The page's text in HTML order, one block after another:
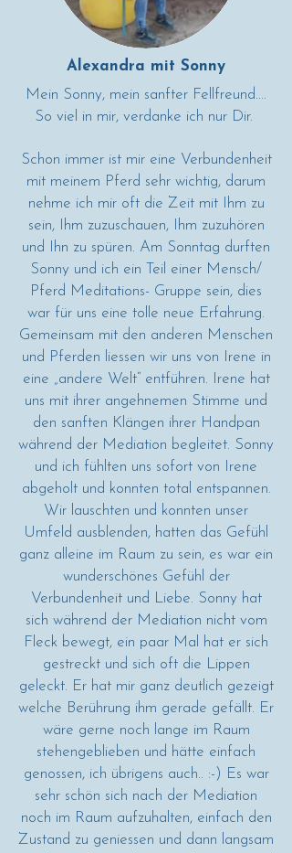
Alexandra mit Sonny
Mein Sonny, mein sanfter Fellfreund....
So viel in mir, verdanke ich nur Dir.
Schon immer ist mir eine Verbundenheit
mit meinem Pferd sehr wichtig, darum
nehme ich mir oft die Zeit mit Ihm zu
sein, Ihm zuzuschauen, Ihm zuzuhören
und Ihn zu spüren. Am Sonntag durften
Sonny und ich ein Teil einer Mensch/
Pferd Meditations- Gruppe sein, dies
war für uns eine tolle neue Erfahrung.
Gemeinsam mit den anderen Menschen
und Pferden liessen wir uns von Irene in
eine „andere Welt“ entführen. Irene hat
uns mit ihrer angehnemen Stimme und
den sanften Klängen ihrer Handpan
während der Mediation begleitet. Sonny
und ich fühlten uns sofort von Irene
abgeholt und konnten total entspannen.
Wir lauschten und konnten unser
Umfeld ausblenden, hatten das Gefühl
ganz alleine im Raum zu sein, es war ein
wunderschönes Gefühl der
Verbundenheit und Liebe. Sonny hat
sich während der Mediation nicht vom
Fleck bewegt, ein paar Mal hat er sich
gestreckt und sich oft die Lippen
geleckt. Er hat mir ganz deutlich gezeigt
welche Berührung ihm gerade gefällt. Er
wäre gerne noch lange im Raum
stehengeblieben und hätte einfach
genossen, ich übrigens auch.. :-) Es war
sehr schön sich nach der Mediation
noch im Raum aufzuhalten, einfach den
Zustand zu geniessen und dann langsam